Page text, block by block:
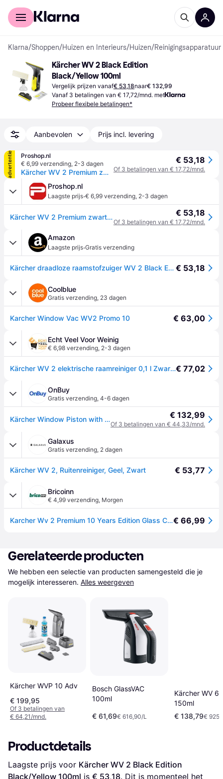
Voor shoppers
Klarna/Shoppen/Huizen en Interieurs/Huizen/
Kärcher WV 2 Black Edition
Black/Yellow 100ml
Vergelijk prijzen vanaf€ 53,18naar€ 132,99
Vanaf 3 betalingen van € 17,72/mnd. met
Probeer flexibele betalingen*
Aanbevolen Prijs incl. levering
advertentie
Proshop.nl
€ 6,99 verzending, 2-3 dagen
Kärcher WV 2 Premium zwart Edition
€ 53,18
Of 3 betalingen van € 17,72/mnd.
Proshop.nl
Laagste prijs·€ 6,99 verzending, 2-3 dagen
Kärcher WV 2 Premium zwart Edition € 53,18
Of 3 betalingen van € 17,72/mnd.
Amazon
Laagste prijs·Gratis verzending
Kärcher draadloze raamstofzuiger WV 2 Black Edition (batterijduur: 35 min, 2x verwisselbare zuigmonden - breed en smal, spuitfles met microvezelafdekking, raamreinigerconcentraat 20 ml) € 53,18
Coolblue
Gratis verzending, 23 dagen
Karcher Window Vac WV2 Promo 10 € 63,00
Echt Veel Voor Weinig
€ 6,98 verzending, 2-3 dagen
Kärcher WV 2 elektrische raamreiniger 0,1 l Zwart, Geel€ 77,02
OnBuy
Gratis verzending, 4-6 dagen
Kärcher Window Piston with Battery, 1.633-430.0 € 132,99
Of 3 betalingen van € 44,33/mnd.
Galaxus
Gratis verzending, 2 dagen
Kärcher WV 2, Ruitenreiniger, Geel, Zwart € 53,77
Bricoinn
€ 4,99 verzending, Morgen
Karcher Wv 2 Premium 10 Years Edition Glass Cleaning Nozzle Zwart€ 66,99
Gerelateerde producten
We hebben een selectie van producten samengesteld die je
mogelijk interesseren. Alles weergeven
Kärcher WVP 10 Adv
€ 199,95
Of 3 betalingen van
€ 64,21/mnd.
Bosch GlassVAC
100ml
€ 61,69€ 616,90/L
Kärcher WV 6
150ml
€ 138,79€
Productdetails
Laagste prijs voor Kärcher WV 2 Black Edition
Black/Yellow 100ml is € 53,18. Dit is momenteel het